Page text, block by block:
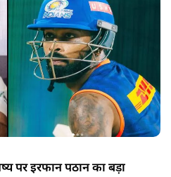
पर इरफान पठान का बड़ा